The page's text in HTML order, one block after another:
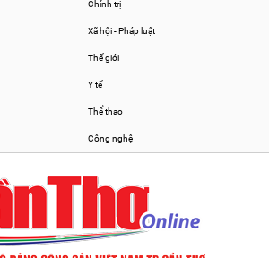
Chính trị
Xã hội - Pháp luật
Thế giới
Y tế
Thể thao
Công nghệ